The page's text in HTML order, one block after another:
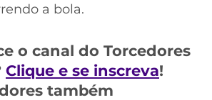
a bola.
o canal do Torcedores
Clique e se inscreva!
também